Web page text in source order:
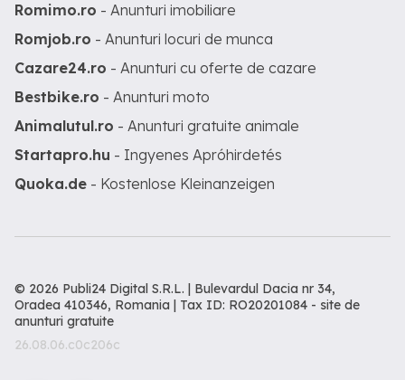
Romimo.ro - Anunturi imobiliare
Romjob.ro - Anunturi locuri de munca
Cazare24.ro - Anunturi cu oferte de cazare
Bestbike.ro - Anunturi moto
Animalutul.ro - Anunturi gratuite animale
Startapro.hu - Ingyenes Apróhirdetés
Quoka.de - Kostenlose Kleinanzeigen
© 2026 Publi24 Digital S.R.L. | Bulevardul Dacia nr 34,
Oradea 410346, Romania | Tax ID: RO20201084 - site de
anunturi gratuite
26.08.06.c0c206c